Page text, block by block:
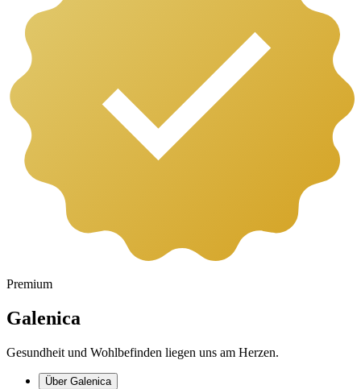
Premium
Galenica
Gesundheit und Wohlbefinden liegen uns am Herzen.
Über Galenica